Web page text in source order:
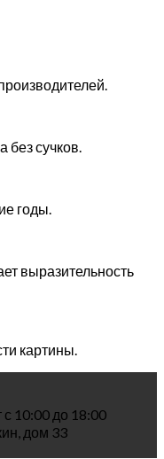
без сучков.
годы.
выразительность
картины.
10:00 до 18:00
дом 33